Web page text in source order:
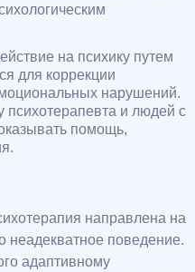
на психику путем
для коррекции
нарушений.
психотерапевта и людей с
помощь,
направлена на
неадекватное поведение.
адаптивному